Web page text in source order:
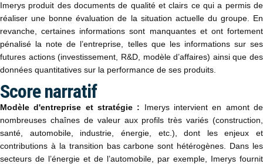
Imerys produit des documents de qualité et clairs ce qui a permis de
réaliser une bonne évaluation de la situation actuelle du groupe. En
revanche, certaines informations sont manquantes et ont fortement
pénalisé la note de l’entreprise, telles que les informations sur ses
futures actions (investissement, R&D, modèle d’affaires) ainsi que des
données quantitatives sur la performance de ses produits.
Score narratif
Modèle d'entreprise et stratégie : Imerys intervient en amont de
nombreuses chaînes de valeur aux profils très variés (construction,
santé, automobile, industrie, énergie, etc.), dont les enjeux et
contributions à la transition bas carbone sont hétérogènes. Dans les
secteurs de l’énergie et de l’automobile, par exemple, Imerys fournit